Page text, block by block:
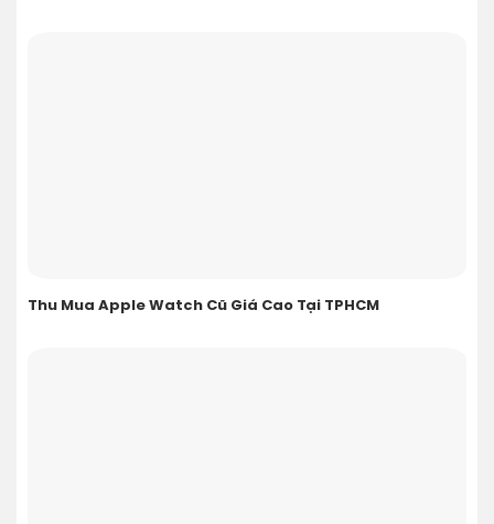
Thu Mua Apple Watch Cũ Giá Cao Tại TPHCM